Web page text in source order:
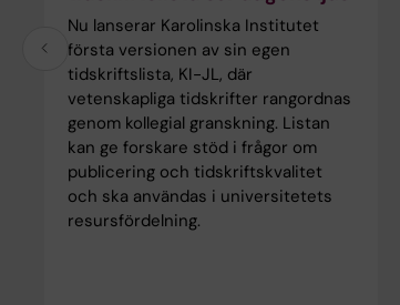
Nu lanserar Karolinska Institutet
första versionen av sin egen
tidskriftslista, KI-JL, där
vetenskapliga tidskrifter rangordnas
genom kollegial granskning. Listan
kan ge forskare stöd i frågor om
publicering och tidskriftskvalitet
och ska användas i universitetets
resursfördelning.